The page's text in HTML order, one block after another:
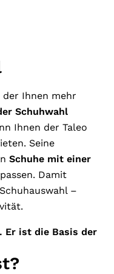
der Ihnen mehr
Schuhwahl
Ihnen der Taleo
Seine
Schuhe mit einer
Damit
–
Er ist die Basis der